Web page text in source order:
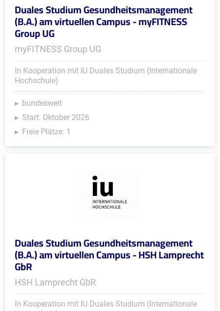
Duales Studium Gesundheitsmanagement
(B.A.) am virtuellen Campus - myFITNESS
Group UG
myFITNESS Group UG
In Kooperation mit IU Duales Studium (Internationale
Hochschule)
bundesweit
Start: Oktober 2026
Freie Plätze: 1
Duales Studium Gesundheitsmanagement
(B.A.) am virtuellen Campus - HSH Lamprecht
GbR
HSH Lamprecht GbR
In Kooperation mit IU Duales Studium (Internationale